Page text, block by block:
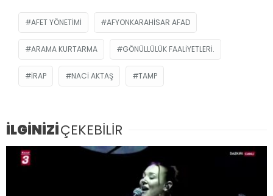
AFET YÖNETIMI AFYONKARAHISAR AFAD
ARAMA KURTARMA GÖNÜLLÜLÜK FAALIYETLERI.
İRAP NACI AKTAŞ TAMP
İLGİNİZİÇEKEBİLİR